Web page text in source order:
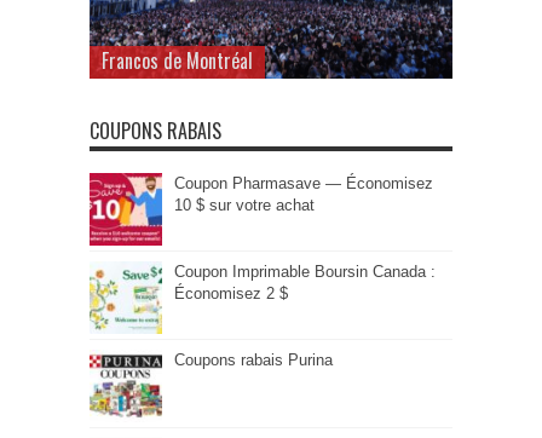
Francos de Montréal
COUPONS RABAIS
Coupon Pharmasave — Économisez
10 $ sur votre achat
Coupon Imprimable Boursin Canada :
Économisez 2 $
Coupons rabais Purina